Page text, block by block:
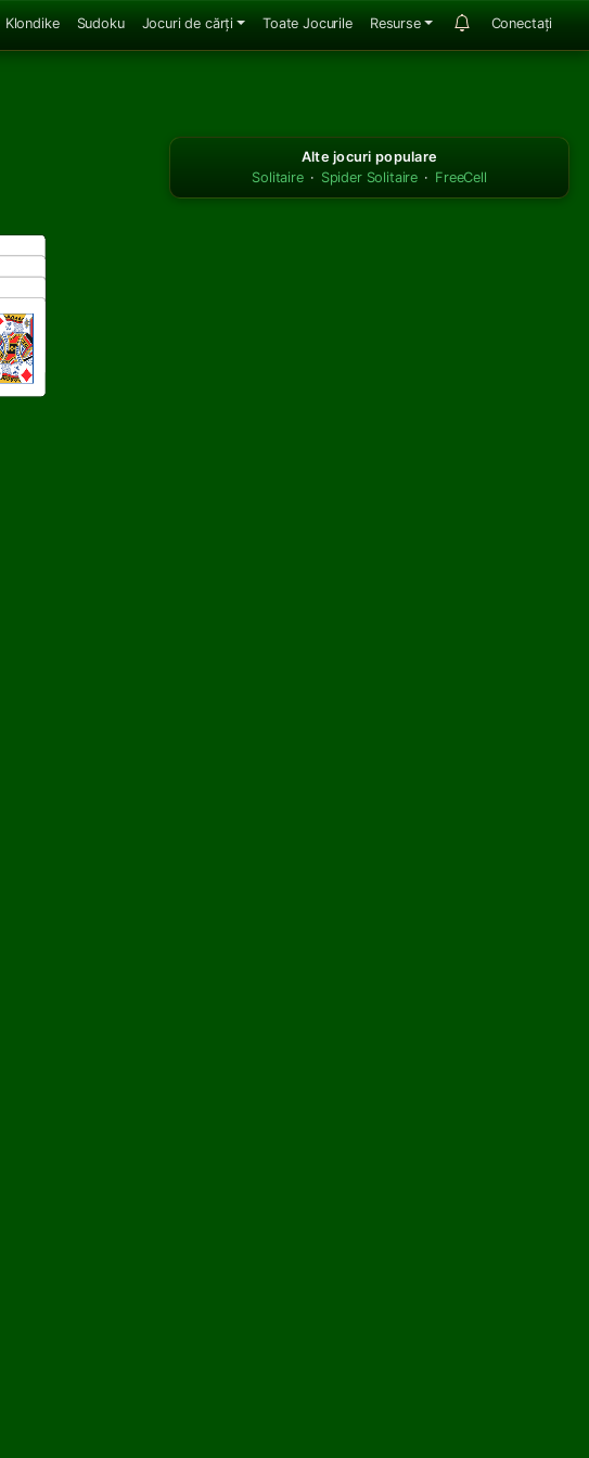
Klondike Sudoku Jocuri de cărți Toate Jocurile Resurse Conectați
Alte jocuri populare
Solitaire · Spider Solitaire · FreeCell